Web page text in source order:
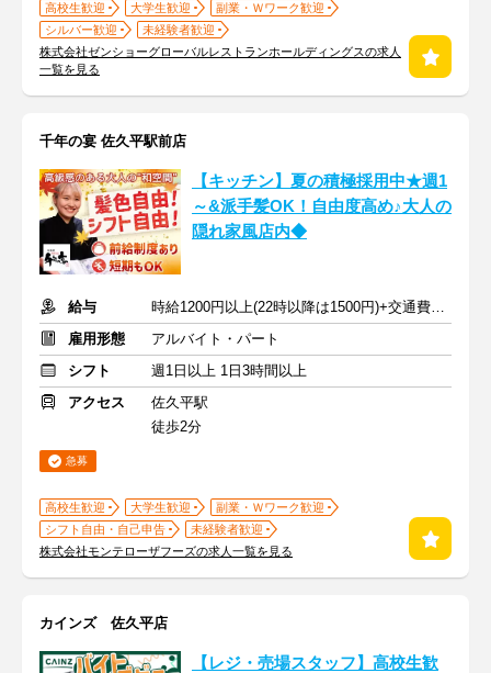
高校生歓迎 大学生歓迎
副業・Ｗワーク歓迎
シルバー歓迎
未経験者歓迎
株式会社ゼンショーグローバルレストランホールディングスの求人
一覧を見る
千年の宴 佐久平駅前店
【キッチン】夏の積極採用中★週1
～&派手髪OK！自由度高め♪大人の
隠れ家風店内◆
給与
時給1200円以上(22時以降は1500円)+交通費規定内支給
雇用形態
アルバイト・パート
シフト
週1日以上 1日3時間以上
アクセス
佐久平駅
徒歩2分
急募
高校生歓迎 大学生歓迎
副業・Ｗワーク歓迎
シフト自由・自己申告
未経験者歓迎
株式会社モンテローザフーズの求人一覧を見る
カインズ 佐久平店
【レジ・売場スタッフ】高校生歓